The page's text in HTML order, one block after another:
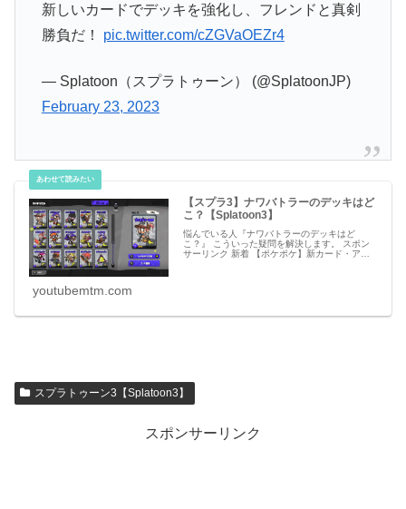
新しいカードでデッキを強化し、フレンドと真剣
勝負だ！ pic.twitter.com/cZGVaOEZr4
— Splatoon（スプラトゥーン） (@SplatoonJP)
February 23, 2023
【スプラ3】ナワバトラーのデッキはど
こ？【Splatoon3】
悩んでいる人『ナワバトラーのデッキはど
こ？』 こういった疑問を解決します。 スポン
サーリンク 新着 【ポケポケ】新カード・アイ
youtubemtm.com
スプラトゥーン3【Splatoon3】
スポンサーリンク